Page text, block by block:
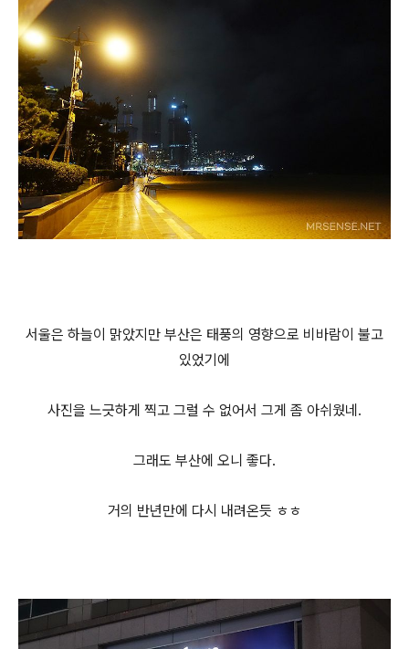
서울은 하늘이 맑았지만 부산은 태풍의 영향으로 비바람이 불고
있었기에
사진을 느긋하게 찍고 그럴 수 없어서 그게 좀 아쉬웠네.
그래도 부산에 오니 좋다.
거의 반년만에 다시 내려온듯 ㅎㅎ